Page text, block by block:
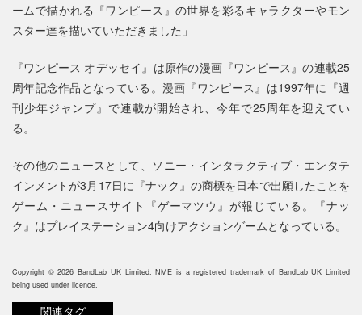
ームで描かれる『ワンピース』の世界を彩るキャラクターやモン
スター達を描いていただきました」
『ワンピース オデッセイ』は原作の漫画『ワンピース』の連載25
周年記念作品となっている。漫画『ワンピース』は1997年に『週
刊少年ジャンプ』で連載が開始され、今年で25周年を迎えてい
る。
その他のニュースとして、ソニー・インタラクティブ・エンタテ
インメントが3月17日に『ナック』の商標を日本で出願したことを
ゲーム・ニュースサイト『ゲーマツウ』が報じている。『ナッ
ク』はプレイステーション4向けアクションゲームとなっている。
Copyright © 2026 BandLab UK Limited. NME is a registered trademark of BandLab UK Limited
being used under licence.
関連タグ